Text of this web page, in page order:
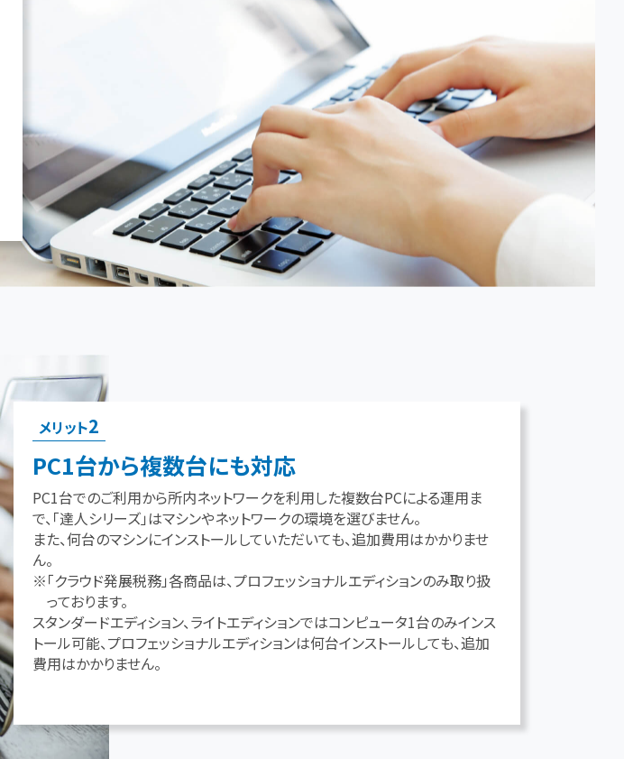
メリット2
PC1台から複数台にも対応
PC1台でのご利用から所内ネットワークを利用した複数台PCによる運用ま
で、「達人シリーズ」はマシンやネットワークの環境を選びません。
また、何台のマシンにインストールしていただいても、追加費用はかかりませ
ん。
※「クラウド発展税務」各商品は、プロフェッショナルエディションのみ取り扱
っております。
スタンダードエディション、ライトエディションではコンピュータ1台のみインス
トール可能、プロフェッショナルエディションは何台インストールしても、追加
費用はかかりません。